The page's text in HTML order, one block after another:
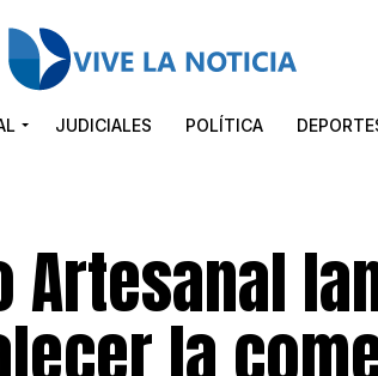
JUDICIALES POLÍTICA
Artesanal
la